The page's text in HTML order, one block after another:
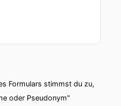
Formulars stimmst du zu,
oder Pseudonym"